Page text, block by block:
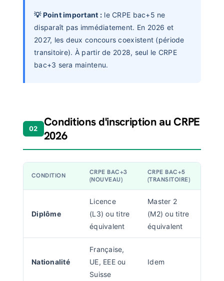
💡 Point important : le CRPE bac+5 ne
disparaît pas immédiatement. En 2026 et
2027, les deux concours coexistent (période
transitoire). À partir de 2028, seul le CRPE
bac+3 sera maintenu.
02
Conditions d'inscription au CRPE
2026
CONDITION
CRPE BAC+3
(NOUVEAU)
CRPE BAC+5
(TRANSITOIRE)
Diplôme
Licence
(L3) ou titre
équivalent
Master 2
(M2) ou titre
équivalent
Nationalité
Française,
UE, EEE ou
Suisse
Idem